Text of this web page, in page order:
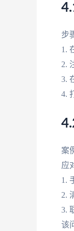
步
1.
2.
3.
4.
案
应
1.
2.
3.
该